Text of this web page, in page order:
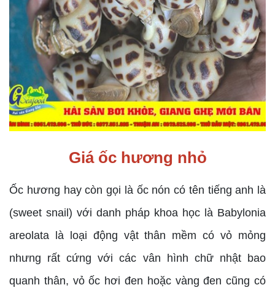
Giá ốc hương nhỏ
Ốc hương hay còn gọi là ốc nón có tên tiếng anh là
(sweet snail) với danh pháp khoa học là Babylonia
areolata là loại động vật thân mềm có vỏ mỏng
nhưng rất cứng với các vân hình chữ nhật bao
quanh thân, vỏ ốc hơi đen hoặc vàng đen cũng có